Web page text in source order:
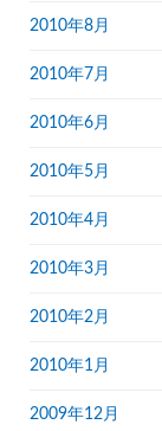
2010年8月
2010年7月
2010年6月
2010年5月
2010年4月
2010年3月
2010年2月
2010年1月
2009年12月